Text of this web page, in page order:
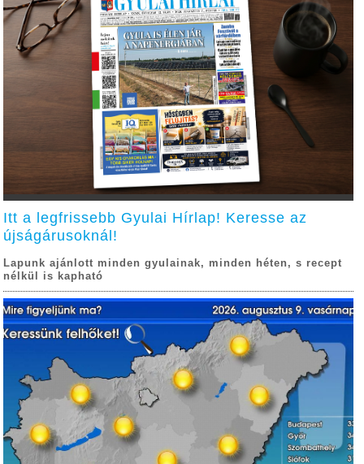
Itt a legfrissebb Gyulai Hírlap! Keresse az
újságárusoknál!
Lapunk ajánlott minden gyulainak, minden héten, s recept
nélkül is kapható